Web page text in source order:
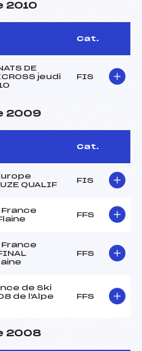
2010
Cat.
DE
jeudi
FIS
2009
Cat.
QUALIF
FIS
France
FFS
France
FFS
de Ski
de l'Alpe
FFS
2008